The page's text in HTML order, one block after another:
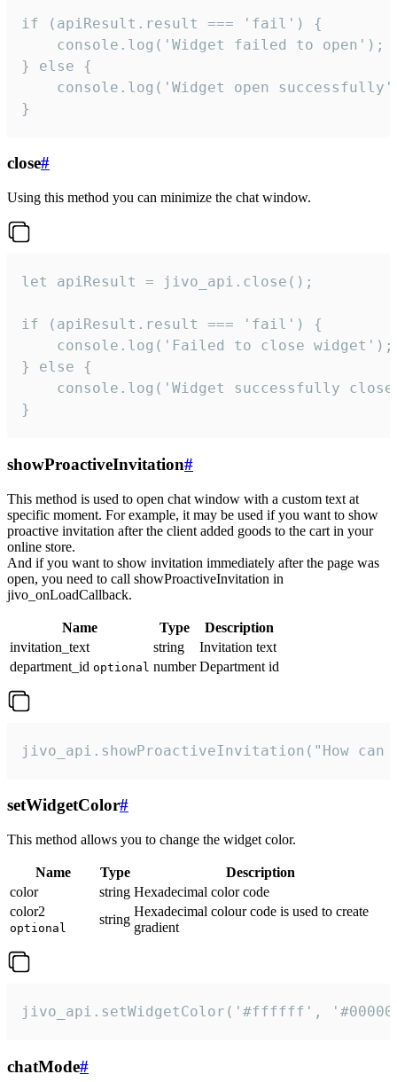
if (apiResult.result === 'fail') {
    console.log('Widget failed to open');
} else {
console.log('Widget open
}
close#
Using this method you can minimize the chat window.
let apiResult = jivo_api.close();
if (apiResult.result === 'fail') {
    console.log('Failed to close widget');
} else {
console.log('Widget successfully
}
showProactiveInvitation#
This method is used to open chat window with a custom text at
specific moment. For example, it may be used if you want to show
proactive invitation after the client added goods to the cart in your
online store.
And if you want to show invitation immediately after the page was
open, you need to call showProactiveInvitation in
jivo_onLoadCallback.
Name Type
Description
invitation_text
string
Invitation text
department_id optional number Department id
jivo_api.showProactiveInvitation("How
setWidgetColor#
This method allows you to change the widget color.
Name Type
Description
color
string Hexadecimal color code
color2
optional
string
Hexadecimal colour code is used to create
gradient
jivo_api.setWidgetColor('#ffffff',
chatMode#